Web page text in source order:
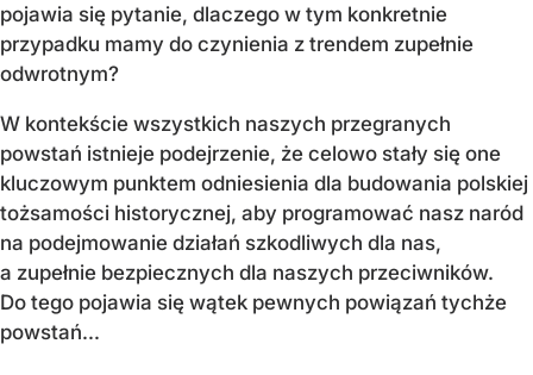
pojawia się pytanie, dlaczego w tym konkretnie
przypadku mamy do czynienia z trendem zupełnie
odwrotnym?
W kontekście wszystkich naszych przegranych
powstań istnieje podejrzenie, że celowo stały się one
kluczowym punktem odniesienia dla budowania polskiej
tożsamości historycznej, aby programować nasz naród
na podejmowanie działań szkodliwych dla nas,
a zupełnie bezpiecznych dla naszych przeciwników.
Do tego pojawia się wątek pewnych powiązań tychże
powstań...